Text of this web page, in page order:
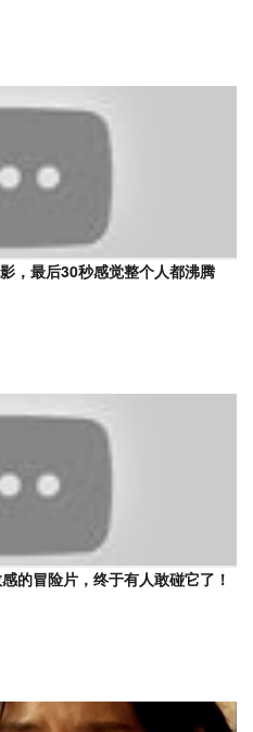
，最后30秒感觉整个人都沸腾
的冒险片，终于有人敢碰它了！